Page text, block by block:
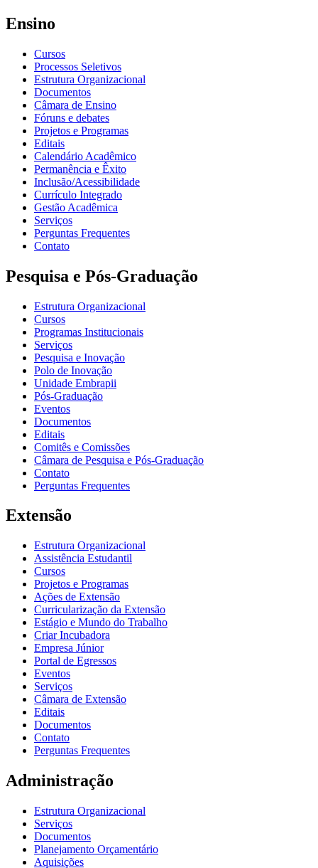
Ensino
Cursos
Processos Seletivos
Estrutura Organizacional
Documentos
Câmara de Ensino
Fóruns e debates
Projetos e Programas
Editais
Calendário Acadêmico
Permanência e Êxito
Inclusão/Acessibilidade
Currículo Integrado
Gestão Acadêmica
Serviços
Perguntas Frequentes
Contato
Pesquisa e Pós-Graduação
Estrutura Organizacional
Cursos
Programas Institucionais
Serviços
Pesquisa e Inovação
Polo de Inovação
Unidade Embrapii
Pós-Graduação
Eventos
Documentos
Editais
Comitês e Comissões
Câmara de Pesquisa e Pós-Graduação
Contato
Perguntas Frequentes
Extensão
Estrutura Organizacional
Assistência Estudantil
Cursos
Projetos e Programas
Ações de Extensão
Curricularização da Extensão
Estágio e Mundo do Trabalho
Criar Incubadora
Empresa Júnior
Portal de Egressos
Eventos
Serviços
Câmara de Extensão
Editais
Documentos
Contato
Perguntas Frequentes
Administração
Estrutura Organizacional
Serviços
Documentos
Planejamento Orçamentário
Aquisições